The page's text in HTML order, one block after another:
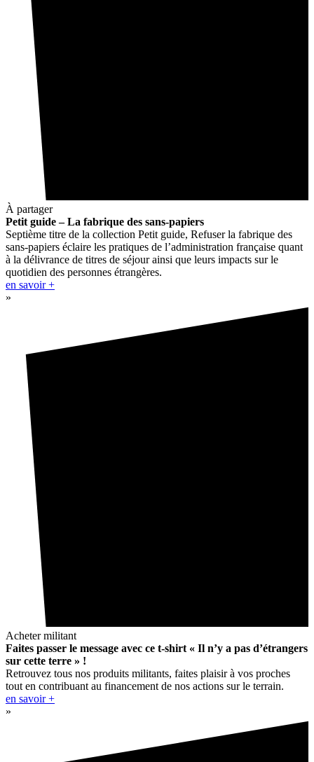
À partager
Petit guide – La fabrique des sans-papiers
Septième titre de la collection Petit guide, Refuser la fabrique des
sans-papiers éclaire les pratiques de l’administration française quant
à la délivrance de titres de séjour ainsi que leurs impacts sur le
quotidien des personnes étrangères.
en savoir +
»
Acheter militant
Faites passer le message avec ce t-shirt « Il n’y a pas d’étrangers
sur cette terre » !
Retrouvez tous nos produits militants, faites plaisir à vos proches
tout en contribuant au financement de nos actions sur le terrain.
en savoir +
»